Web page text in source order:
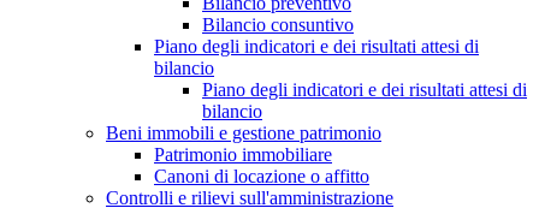
Bilancio consuntivo
Piano degli indicatori e dei risultati attesi di
bilancio
Piano degli indicatori e dei risultati attesi di
bilancio
Beni immobili e gestione patrimonio
Patrimonio immobiliare
Canoni di locazione o affitto
Controlli e rilievi sull'amministrazione